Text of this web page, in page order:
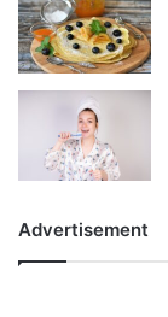
Advertisement